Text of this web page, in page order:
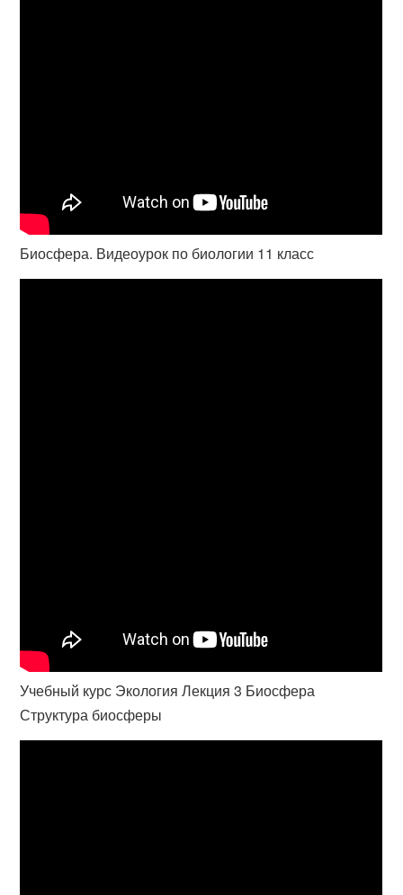
Биосфера. Видеоурок по биологии 11 класс
Учебный курс Экология Лекция 3 Биосфера
Структура биосферы